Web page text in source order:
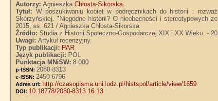
Autorzy:AgnieszkaChłosta-Sikorska.
Tytuł: W poszukiwaniu kobiet w podręcznikach do historii :
Skórzyńskiej, "Niegodne historii? O nieobecności i stereotypowych
2015, ss. 621 / Agnieszka Chłosta-Sikorska
Źródło:Studia z Historii Społeczno-Gospodarczej XIX i XX Wieku. -
Uwagi:Artykuł recenzyjny.
Typ publikacji: PAR
Język publikacji: POL
Punktacja MNiSW:8.000
p-ISSN: 2080-8313
e-ISSN: 2450-6796
Adres url: http://czasopisma.uni.lodz.pl/histspol/article/view/1659
DOI: 10.18778/2080-8313.16.13